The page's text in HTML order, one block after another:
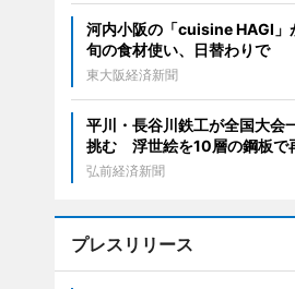
河内小阪の「cuisine HAGI
旬の食材使い、日替わりで
東大阪経済新聞
平川・長谷川鉄工が全国大会
挑む 浮世絵を10層の鋼板で
弘前経済新聞
プレスリリース